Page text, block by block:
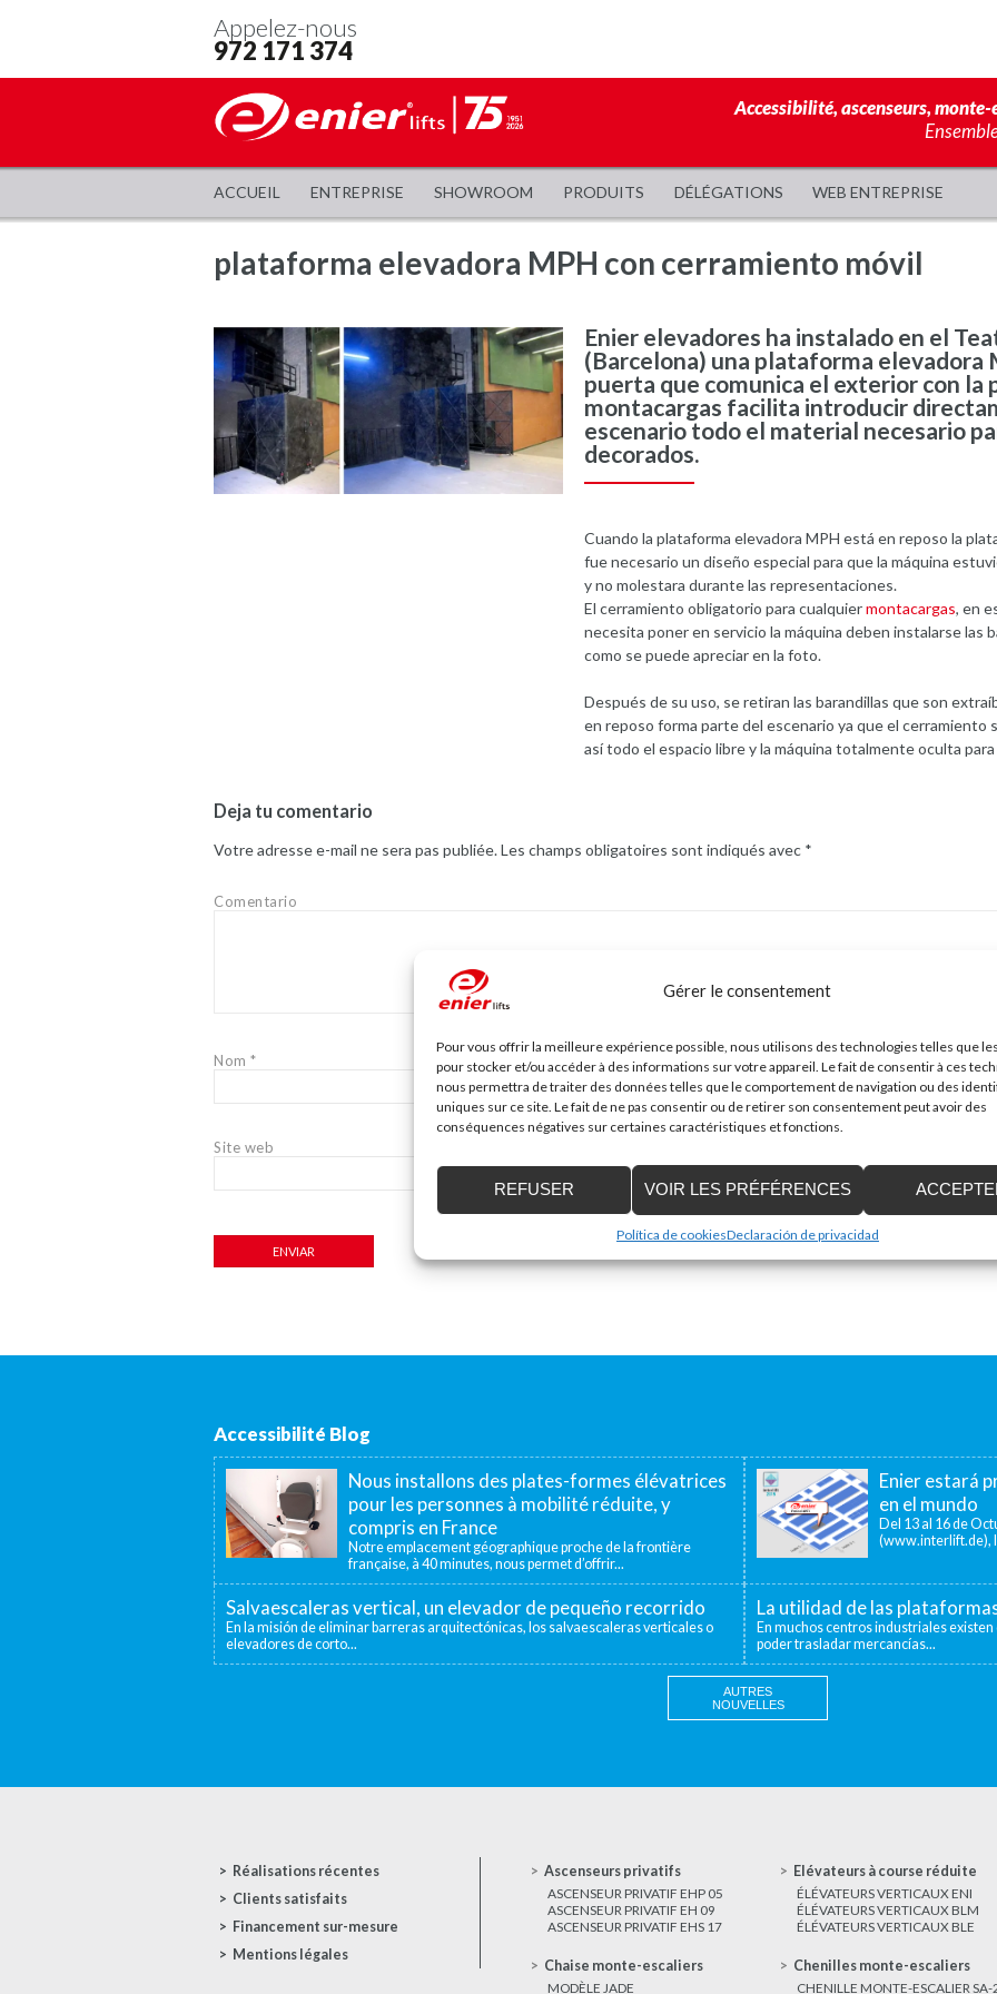
Gérer le consentement
Pour vous offrir la meilleure expérience possible, nous utilisons des technologies telles que
pour stocker et/ou accéder à des informations sur votre appareil. Le fait de consentir à ces
nous permettra de traiter des données telles que le comportement de navigation ou des
uniques sur ce site. Le fait de ne pas consentir ou de retirer son consentement peut avoir des
conséquences négatives sur certaines caractéristiques et fonctions.
REFUSER VOIR LES PRÉFÉRENCES
Política de cookiesDeclaración de privacidad
Appelez-nous
972 171 374
Accessibilité, ascenseurs,
ACCUEIL ENTREPRISE SHOWROOM PRODUITS DÉLÉGATIONS WEB ENTREPRISE
plataforma elevadora MPH con cerramiento móvil
Enier elevadores ha instalado en el
(Barcelona) una plataforma elevadora
puerta que comunica el exterior con la
montacargas facilita introducir
escenario todo el material necesario
decorados.
Cuando la plataforma elevadora MPH está en reposo la
fue necesario un diseño especial para que la máquina
y no molestara durante las representaciones.
El cerramiento obligatorio para cualquiermontacargas, en
necesita poner en servicio la máquina deben instalarse las
como se puede apreciar en la foto.
Después de su uso, se retiran las barandillas que son
en reposo forma parte del escenario ya que el cerramiento
así todo el espacio libre y la máquina totalmente oculta
Deja tu comentario
Votre adresse e-mail ne sera pas publiée.Les champs obligatoires sont indiqués avec *
Comentario
Nom * Mail
Site web
Accessibilité Blog
Nous installons des plates-formes élévatrices
pour les personnes à mobilité réduite, y
compris en France
Notre emplacement géographique proche de la frontière
française, à 40 minutes, nous permet d’offrir...
Enier estará
en el mundo
Del 13 al 16 de
(www.interlift.de),
Salvaescaleras vertical, un elevador de pequeño recorrido
En la misión de eliminar barreras arquitectónicas, los salvaescaleras verticales o
elevadores de corto...
La utilidad de las
En muchos centros industriales
poder trasladar mercancías...
AUTRES
NOUVELLES
Réalisations récentes
Clients satisfaits
Financement sur-mesure
Mentions légales
Ascenseurs privatifs
ASCENSEUR PRIVATIF EHP 05
ASCENSEUR PRIVATIF EH 09
ASCENSEUR PRIVATIF EHS 17
Elévateurs à course réduite
ÉLÉVATEURS VERTICAUX ENI
ÉLÉVATEURS VERTICAUX BLM
ÉLÉVATEURS VERTICAUX BLE
Chaise monte-escaliers
MODÈLE JADE
Chenilles monte-escaliers
CHENILLE MONTE-ESCALIER SA-